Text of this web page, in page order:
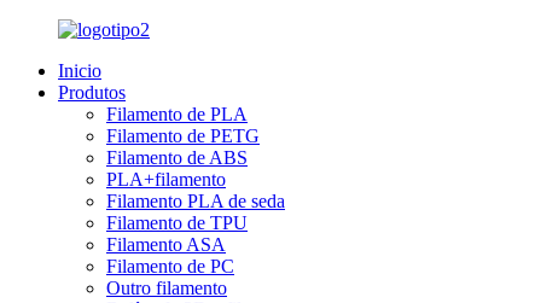
Inicio
Produtos
Filamento de PLA
Filamento de PETG
Filamento de ABS
PLA+filamento
Filamento PLA de seda
Filamento de TPU
Filamento ASA
Filamento de PC
Outro filamento